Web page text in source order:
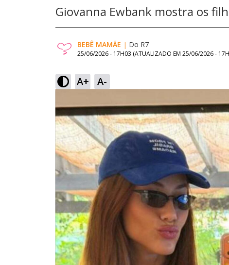
Giovanna Ewbank mostra os
BEBÊ MAMÃE | Do R7
25/06/2026 - 17H03 (ATUALIZADO EM 25/06/2026 -
A+ A-